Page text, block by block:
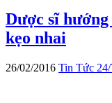
Dược sĩ
kẹo nhai
26/02/2016 Tin Tức